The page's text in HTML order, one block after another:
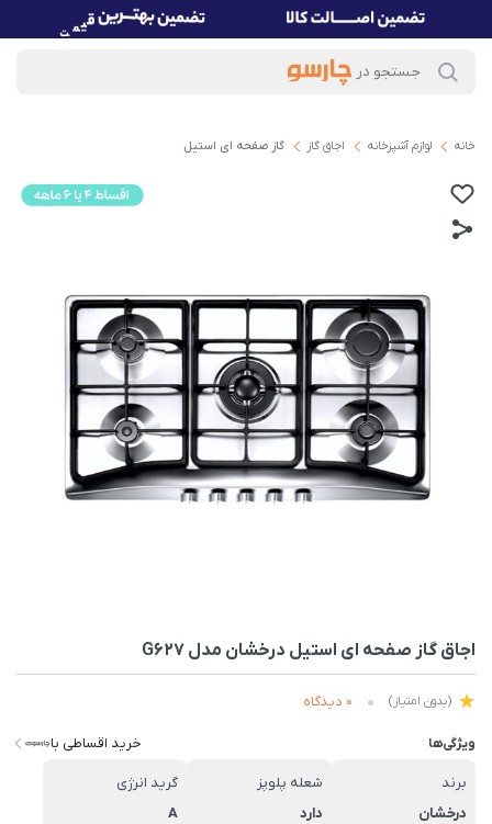
خانه لوازم آشپزخانه اجاق گاز گاز صفحه ای استیل
اجاق گاز صفحه ای استیل درخشان مدل G627
(بدون امتیاز) 0 دیدگاه
ویژگی‌ها خرید اقساطی با
برند
درخشان
شعله پلوپز
دارد
گرید انرژی
A